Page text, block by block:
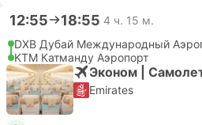
12:55 18:55 4 ч. 15 м.
DXB Дубай Международный
KTM Катманду Аэропорт
Эконом |
Emirates